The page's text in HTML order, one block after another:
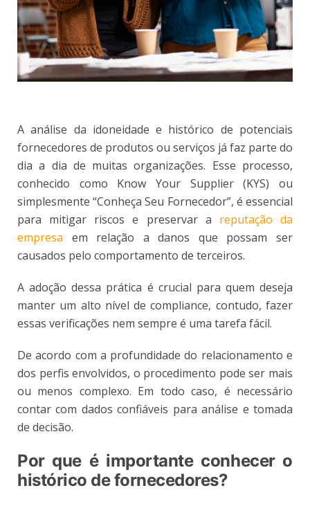
A análise da idoneidade e histórico de potenciais
fornecedores de produtos ou serviços já faz parte do
dia a dia de muitas organizações. Esse processo,
conhecido como Know Your Supplier (KYS) ou
simplesmente “Conheça Seu Fornecedor”, é essencial
para mitigar riscos e preservar a reputação da
empresa em relação a danos que possam ser
causados pelo comportamento de terceiros.
A adoção dessa prática é crucial para quem deseja
manter um alto nível de compliance, contudo, fazer
essas verificações nem sempre é uma tarefa fácil.
De acordo com a profundidade do relacionamento e
dos perfis envolvidos, o procedimento pode ser mais
ou menos complexo. Em todo caso, é necessário
contar com dados confiáveis para análise e tomada
de decisão.
Por que é importante conhecer o
histórico de fornecedores?